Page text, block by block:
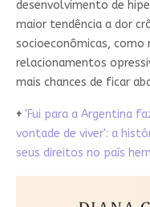
desenvolvimento de
maior tendência a dor
socioeconômicas, como
relacionamentos
mais chances de ficar
+ 'Fui para a Argentina
vontade de viver': a
seus direitos no país